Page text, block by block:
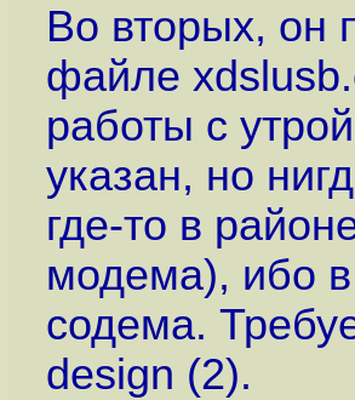
Во вторых, он
файле
работы с
указан, но
где-то в
модема), ибо
содема.
design (2).